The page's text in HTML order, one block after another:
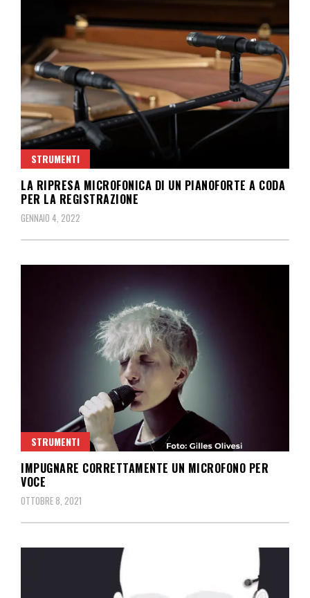
STRUMENTI
LA RIPRESA MICROFONICA DI UN PIANOFORTE A CODA
PER LA REGISTRAZIONE
GENNAIO 4, 2022
STRUMENTI
IMPUGNARE CORRETTAMENTE UN MICROFONO PER
VOCE
OTTOBRE 8, 2021